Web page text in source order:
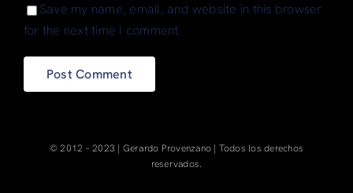
Save my name, email, and website in this browser
for the next time I comment.
© 2012 – 2023 | Gerardo Provenzano | Todos los derechos
reservados.